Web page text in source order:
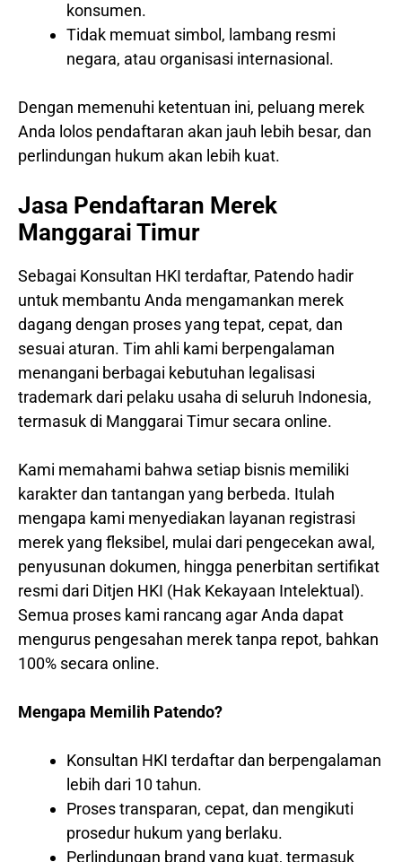
konsumen.
Tidak memuat simbol, lambang resmi
negara, atau organisasi internasional.
Dengan memenuhi ketentuan ini, peluang merek
Anda lolos pendaftaran akan jauh lebih besar, dan
perlindungan hukum akan lebih kuat.
Jasa Pendaftaran Merek
Manggarai Timur
Sebagai Konsultan HKI terdaftar, Patendo hadir
untuk membantu Anda mengamankan merek
dagang dengan proses yang tepat, cepat, dan
sesuai aturan. Tim ahli kami berpengalaman
menangani berbagai kebutuhan legalisasi
trademark dari pelaku usaha di seluruh Indonesia,
termasuk di Manggarai Timur secara online.
Kami memahami bahwa setiap bisnis memiliki
karakter dan tantangan yang berbeda. Itulah
mengapa kami menyediakan layanan registrasi
merek yang fleksibel, mulai dari pengecekan awal,
penyusunan dokumen, hingga penerbitan sertifikat
resmi dari Ditjen HKI (Hak Kekayaan Intelektual).
Semua proses kami rancang agar Anda dapat
mengurus pengesahan merek tanpa repot, bahkan
100% secara online.
Mengapa Memilih Patendo?
Konsultan HKI terdaftar dan berpengalaman
lebih dari 10 tahun.
Proses transparan, cepat, dan mengikuti
prosedur hukum yang berlaku.
Perlindungan brand yang kuat, termasuk